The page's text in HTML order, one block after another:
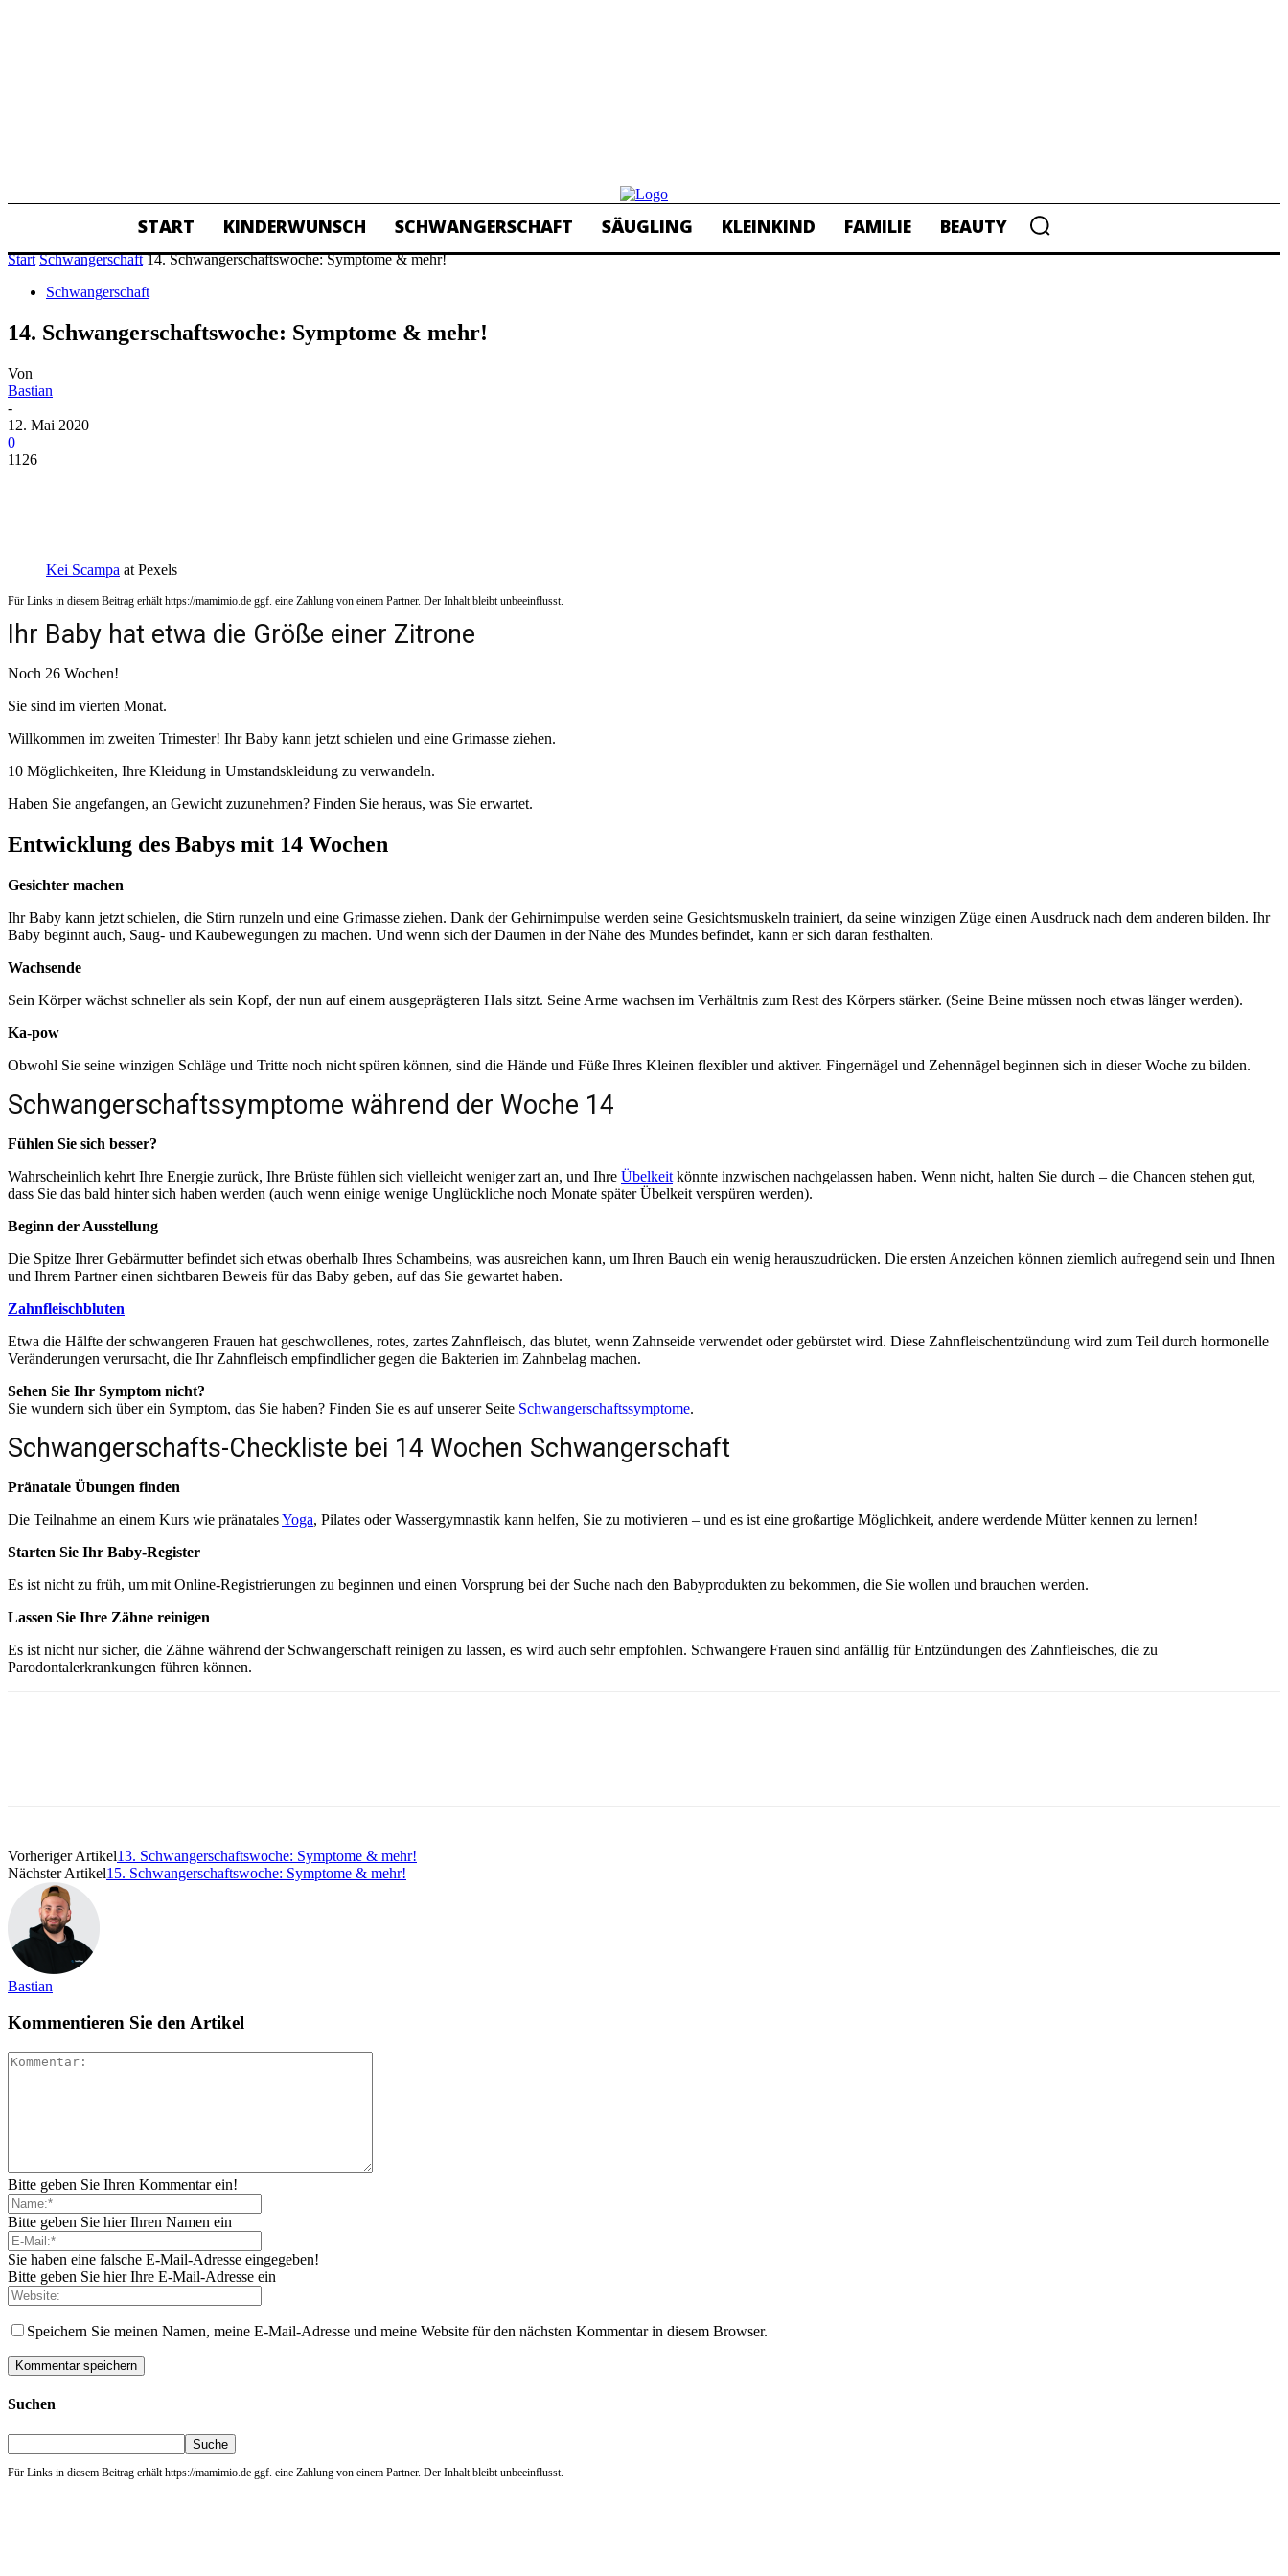
START KINDERWUNSCH SCHWANGERSCHAFT SÄUGLING KLEINKIND FAMILIE BEAUTY
Start Schwangerschaft 14. Schwangerschaftswoche: Symptome & mehr!
Schwangerschaft
14. Schwangerschaftswoche: Symptome & mehr!
Von
Bastian
-
12. Mai 2020
0
1126
Kei Scampa at Pexels
Für Links in diesem Beitrag erhält https://mamimio.de ggf. eine Zahlung von einem Partner. Der Inhalt bleibt unbeeinflusst.
Ihr Baby hat etwa die Größe einer Zitrone
Noch 26 Wochen!
Sie sind im vierten Monat.
Willkommen im zweiten Trimester! Ihr Baby kann jetzt schielen und eine Grimasse ziehen.
10 Möglichkeiten, Ihre Kleidung in Umstandskleidung zu verwandeln.
Haben Sie angefangen, an Gewicht zuzunehmen? Finden Sie heraus, was Sie erwartet.
Entwicklung des Babys mit 14 Wochen
Gesichter machen
Ihr Baby kann jetzt schielen, die Stirn runzeln und eine Grimasse ziehen. Dank der Gehirnimpulse werden seine Gesichtsmuskeln trainiert, da seine winzigen Züge einen Ausdruck nach dem anderen bilden. Ihr
Baby beginnt auch, Saug- und Kaubewegungen zu machen. Und wenn sich der Daumen in der Nähe des Mundes befindet, kann er sich daran festhalten.
Wachsende
Sein Körper wächst schneller als sein Kopf, der nun auf einem ausgeprägteren Hals sitzt. Seine Arme wachsen im Verhältnis zum Rest des Körpers stärker. (Seine Beine müssen noch etwas länger werden).
Ka-pow
Obwohl Sie seine winzigen Schläge und Tritte noch nicht spüren können, sind die Hände und Füße Ihres Kleinen flexibler und aktiver. Fingernägel und Zehennägel beginnen sich in dieser Woche zu bilden.
Schwangerschaftssymptome während der Woche 14
Fühlen Sie sich besser?
Wahrscheinlich kehrt Ihre Energie zurück, Ihre Brüste fühlen sich vielleicht weniger zart an, und Ihre Übelkeit könnte inzwischen nachgelassen haben. Wenn nicht, halten Sie durch – die Chancen stehen gut,
dass Sie das bald hinter sich haben werden (auch wenn einige wenige Unglückliche noch Monate später Übelkeit verspüren werden).
Beginn der Ausstellung
Die Spitze Ihrer Gebärmutter befindet sich etwas oberhalb Ihres Schambeins, was ausreichen kann, um Ihren Bauch ein wenig herauszudrücken. Die ersten Anzeichen können ziemlich aufregend sein und Ihnen
und Ihrem Partner einen sichtbaren Beweis für das Baby geben, auf das Sie gewartet haben.
Zahnfleischbluten
Etwa die Hälfte der schwangeren Frauen hat geschwollenes, rotes, zartes Zahnfleisch, das blutet, wenn Zahnseide verwendet oder gebürstet wird. Diese Zahnfleischentzündung wird zum Teil durch hormonelle
Veränderungen verursacht, die Ihr Zahnfleisch empfindlicher gegen die Bakterien im Zahnbelag machen.
Sehen Sie Ihr Symptom nicht?
Sie wundern sich über ein Symptom, das Sie haben? Finden Sie es auf unserer Seite Schwangerschaftssymptome.
Schwangerschafts-Checkliste bei 14 Wochen Schwangerschaft
Pränatale Übungen finden
Die Teilnahme an einem Kurs wie pränatalesYoga, Pilates oder Wassergymnastik kann helfen, Sie zu motivieren – und es ist eine großartige Möglichkeit, andere werdende Mütter kennen zu lernen!
Starten Sie Ihr Baby-Register
Es ist nicht zu früh, um mit Online-Registrierungen zu beginnen und einen Vorsprung bei der Suche nach den Babyprodukten zu bekommen, die Sie wollen und brauchen werden.
Lassen Sie Ihre Zähne reinigen
Es ist nicht nur sicher, die Zähne während der Schwangerschaft reinigen zu lassen, es wird auch sehr empfohlen. Schwangere Frauen sind anfällig für Entzündungen des Zahnfleisches, die zu
Parodontalerkrankungen führen können.
Vorheriger Artikel13. Schwangerschaftswoche: Symptome & mehr!
Nächster Artikel15. Schwangerschaftswoche: Symptome & mehr!
Bastian
Kommentieren Sie den Artikel
Bitte geben Sie Ihren Kommentar ein!
Bitte geben Sie hier Ihren Namen ein
Sie haben eine falsche E-Mail-Adresse eingegeben!
Bitte geben Sie hier Ihre E-Mail-Adresse ein
Speichern Sie meinen Namen, meine E-Mail-Adresse und meine Website für den nächsten Kommentar in diesem Browser.
Suchen
Für Links in diesem Beitrag erhält https://mamimio.de ggf. eine Zahlung von einem Partner. Der Inhalt bleibt unbeeinflusst.